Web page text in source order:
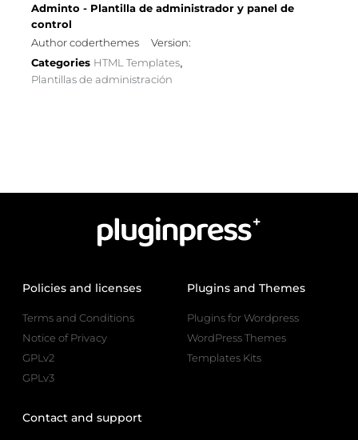
Adminto - Plantilla de administrador y panel de
control
Author coderthemes
Version:
Categories HTML Templates
Plantillas de administración
Policies and licenses
Terms and Conditions
Notice of Privacy
GPLv2
GPLv3
Plugins and Themes
Plugins for Wordpress
WordPress Themes
Templates Kits
Contact and support